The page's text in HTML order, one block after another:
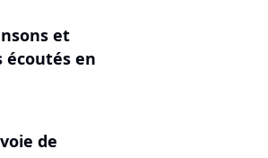
et
écoutés en
de